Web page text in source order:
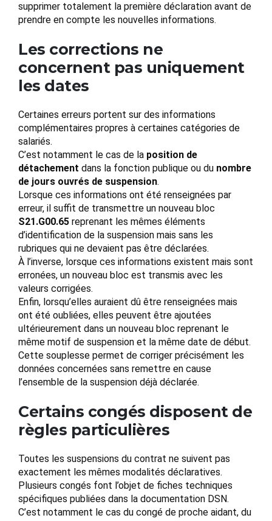
supprimer totalement la première déclaration avant de
prendre en compte les nouvelles informations.
Les corrections ne
concernent pas uniquement
les dates
Certaines erreurs portent sur des informations
complémentaires propres à certaines catégories de
salariés.
C’est notamment le cas de la position de
détachement dans la fonction publique ou du nombre
de jours ouvrés de suspension.
Lorsque ces informations ont été renseignées par
erreur, il suffit de transmettre un nouveau bloc
S21.G00.65 reprenant les mêmes éléments
d’identification de la suspension mais sans les
rubriques qui ne devaient pas être déclarées.
À l’inverse, lorsque ces informations existent mais sont
erronées, un nouveau bloc est transmis avec les
valeurs corrigées.
Enfin, lorsqu’elles auraient dû être renseignées mais
ont été oubliées, elles peuvent être ajoutées
ultérieurement dans un nouveau bloc reprenant le
même motif de suspension et la même date de début.
Cette souplesse permet de corriger précisément les
données concernées sans remettre en cause
l’ensemble de la suspension déjà déclarée.
Certains congés disposent de
règles particulières
Toutes les suspensions du contrat ne suivent pas
exactement les mêmes modalités déclaratives.
Plusieurs congés font l’objet de fiches techniques
spécifiques publiées dans la documentation DSN.
C’est notamment le cas du congé de proche aidant, du